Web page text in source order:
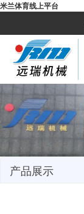
米兰体育线上平台
产品展示